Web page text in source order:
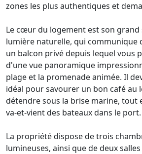
zones les plus authentiques et
Le cœur du logement est son grand
lumière naturelle, qui communique
un balcon privé depuis lequel vous
d'une vue panoramique
plage et la promenade animée. Il
idéal pour savourer un bon café au
détendre sous la brise marine, tout
va-et-vient des bateaux dans le port.
La propriété dispose de trois
lumineuses, ainsi que de deux